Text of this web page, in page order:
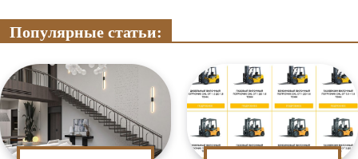
Популярные статьи: